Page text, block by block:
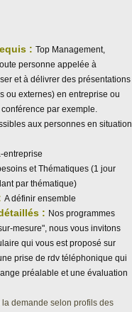
: Top Management,
personne appelée à
et à délivrer des présentations
ou externes) en entreprise ou
par exemple.
aux personnes en situation
entreprise
et Thématiques (1 jour
par thématique)
A définir ensemble
: Nos programmes
mesure", nous vous invitons
qui vous est proposé sur
prise de rdv téléphonique qui
préalable et une évaluation
la demande selon profils des